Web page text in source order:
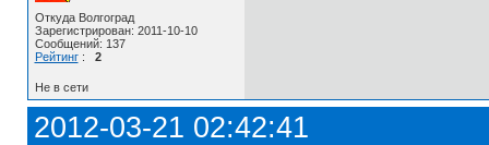
Откуда Волгоград
Зарегистрирован: 2011-10-10
Сообщений: 137
Рейтинг: 2
Не в сети
2012-03-21 02:42:41